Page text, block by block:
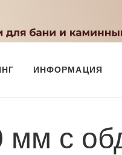
ИНФОРМАЦИЯ
мм с